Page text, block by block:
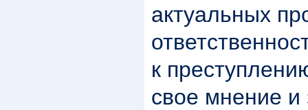
актуальных
к
свое мнение и